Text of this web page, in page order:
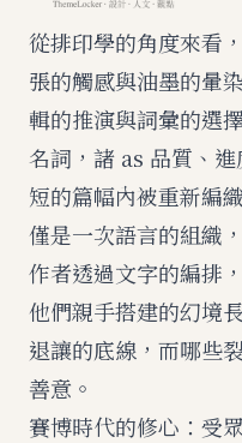
從排印學的角度來看
張的觸感與油墨的暈
輯的推演與詞彙的選
名詞，諸 as 品質、
短的篇幅內被重新編
僅是一次語言的組織
作者透過文字的編排
他們親手搭建的幻境
退讓的底線，而哪些
善意。
賽博時代的修心：受